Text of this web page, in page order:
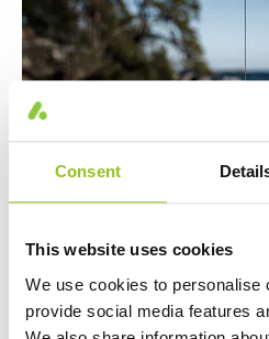
Consent
This website uses cookies
We use cookies to personalise
provide social media features